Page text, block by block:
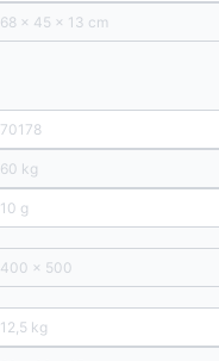
68 × 45 × 13 cm
70178
60 kg
10 g
400 x 500
12,5 kg